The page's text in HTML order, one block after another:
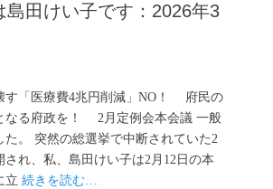
島田けい子です：2026年3
す「医療費4兆円削減」NO！ 府民の
なる府政を！ 2月定例会本会議 一般
た。 突然の総選挙で中断されていた2
され、私、島田けい子は2月12日の本
立 続きを読む…